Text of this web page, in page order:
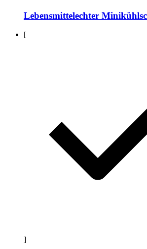
Lebensmittelechter
[
]